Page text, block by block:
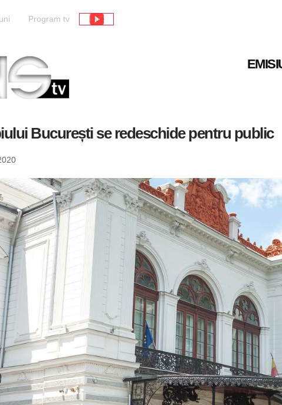
Program tv Live
București se redeschide pentru public